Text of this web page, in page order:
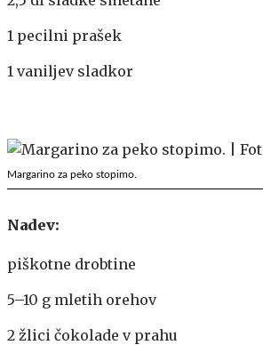
1 pecilni prašek
1 vaniljev sladkor
Margarino za peko stopimo.
Nadev:
piškotne drobtine
5–10 g mletih orehov
2 žlici čokolade v prahu